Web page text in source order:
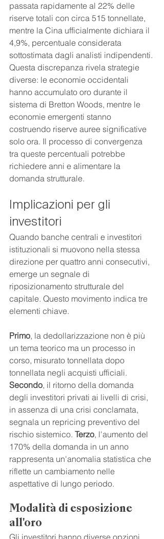
passata rapidamente al 22% delle
riserve totali con circa 515 tonnellate,
mentre la Cina ufficialmente dichiara il
4,9%, percentuale considerata
sottostimata dagli analisti indipendenti.
Questa discrepanza rivela strategie
diverse: le economie occidentali
hanno accumulato oro durante il
sistema di Bretton Woods, mentre le
economie emergenti stanno
costruendo riserve auree significative
solo ora. Il processo di convergenza
tra queste percentuali potrebbe
richiedere anni e alimentare la
domanda strutturale.
Implicazioni per gli
investitori
Quando banche centrali e investitori
istituzionali si muovono nella stessa
direzione per quattro anni consecutivi,
emerge un segnale di
riposizionamento strutturale del
capitale. Questo movimento indica tre
elementi chiave.
Primo, la dedollarizzazione non è più
un tema teorico ma un processo in
corso, misurato tonnellata dopo
tonnellata negli acquisti ufficiali.
Secondo, il ritorno della domanda
degli investitori privati ai livelli di crisi,
in assenza di una crisi conclamata,
segnala un repricing preventivo del
rischio sistemico. Terzo, l'aumento del
170% della domanda in un anno
rappresenta un'anomalia statistica che
riflette un cambiamento nelle
aspettative di lungo periodo.
Modalità di esposizione
all'oro
Gli investitori hanno diverse opzioni